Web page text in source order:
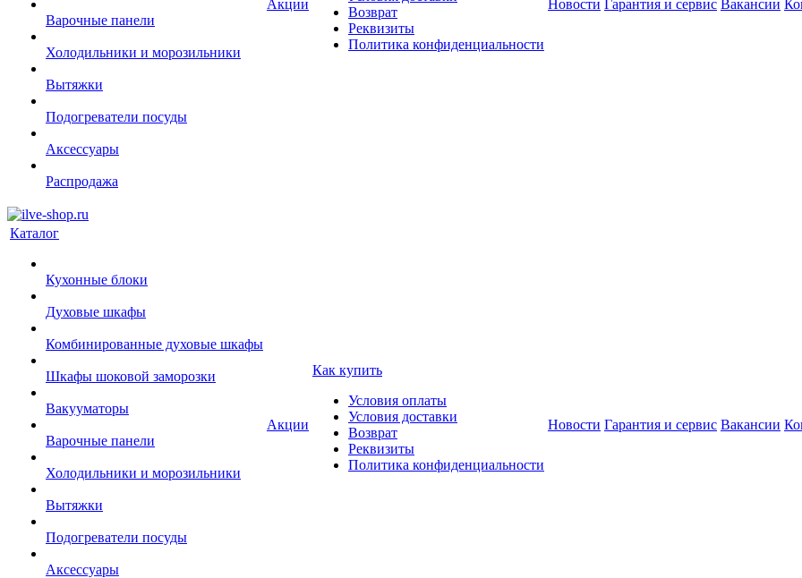
Варочные панели
Холодильники и морозильники
Вытяжки
Подогреватели посуды
Аксессуары
Распродажа
Акции
Возврат
Реквизиты
Политика конфиденциальности
Новости Гарантия и сервис Вакансии
Каталог
Кухонные блоки
Духовые шкафы
Комбинированные духовые шкафы
Шкафы шоковой заморозки
Вакууматоры
Варочные панели
Холодильники и морозильники
Вытяжки
Подогреватели посуды
Аксессуары
Акции
Как купить
Условия оплаты
Условия доставки
Возврат
Реквизиты
Политика конфиденциальности
Новости Гарантия и сервис Вакансии